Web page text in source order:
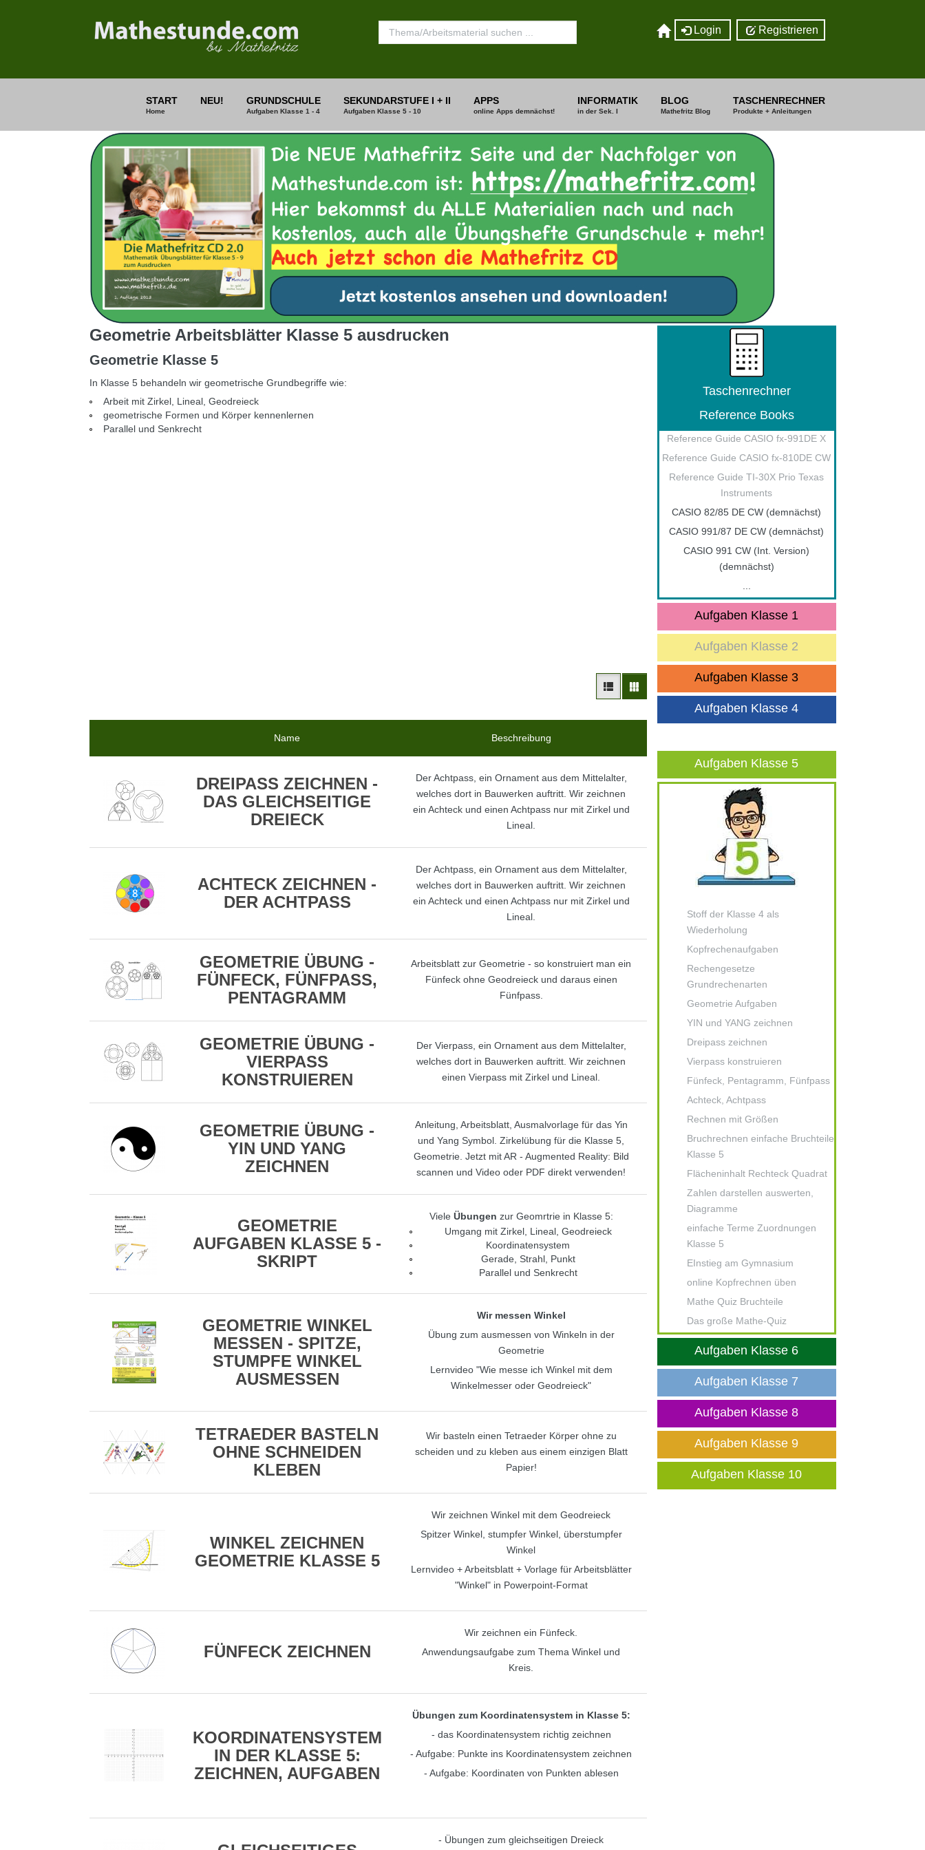
Login Registrieren
START
Home
NEU! GRUNDSCHULE
Aufgaben Klasse 1 - 4
SEKUNDARSTUFE I + II
Aufgaben Klasse 5 - 10
APPS
online Apps demnächst!
INFORMATIK
in der Sek. I
BLOG
Mathefritz Blog
TASCHENRECHNER
Produkte + Anleitungen
Geometrie Arbeitsblätter Klasse 5 ausdrucken
Geometrie Klasse 5
In Klasse 5 behandeln wir geometrische Grundbegriffe wie:
Arbeit mit Zirkel, Lineal, Geodreieck
geometrische Formen und Körper kennenlernen
Parallel und Senkrecht
Name Beschreibung
DREIPASS ZEICHNEN -
DAS GLEICHSEITIGE
DREIECK
Der Achtpass, ein Ornament aus dem Mittelalter,
welches dort in Bauwerken auftritt. Wir zeichnen
ein Achteck und einen Achtpass nur mit Zirkel und
Lineal.
ACHTECK ZEICHNEN -
DER ACHTPASS
Der Achtpass, ein Ornament aus dem Mittelalter,
welches dort in Bauwerken auftritt. Wir zeichnen
ein Achteck und einen Achtpass nur mit Zirkel und
Lineal.
GEOMETRIE ÜBUNG -
FÜNFECK, FÜNFPASS,
PENTAGRAMM
Arbeitsblatt zur Geometrie - so konstruiert man ein
Fünfeck ohne Geodreieck und daraus einen
Fünfpass.
GEOMETRIE ÜBUNG -
VIERPASS
KONSTRUIEREN
Der Vierpass, ein Ornament aus dem Mittelalter,
welches dort in Bauwerken auftritt. Wir zeichnen
einen Vierpass mit Zirkel und Lineal.
GEOMETRIE ÜBUNG -
YIN UND YANG
ZEICHNEN
Anleitung, Arbeitsblatt, Ausmalvorlage für das Yin
und Yang Symbol. Zirkelübung für die Klasse 5,
Geometrie. Jetzt mit AR - Augmented Reality: Bild
scannen und Video oder PDF direkt verwenden!
GEOMETRIE
AUFGABEN KLASSE 5 -
SKRIPT
Viele Übungen zur Geomrtrie in Klasse 5:
Umgang mit Zirkel, Lineal, Geodreieck
Koordinatensystem
Gerade, Strahl, Punkt
Parallel und Senkrecht
GEOMETRIE WINKEL
MESSEN - SPITZE,
STUMPFE WINKEL
AUSMESSEN
Wir messen Winkel
Übung zum ausmessen von Winkeln in der
Geometrie
Lernvideo "Wie messe ich Winkel mit dem
Winkelmesser oder Geodreieck"
TETRAEDER BASTELN
OHNE SCHNEIDEN
KLEBEN
Wir basteln einen Tetraeder Körper ohne zu
scheiden und zu kleben aus einem einzigen Blatt
Papier!
WINKEL ZEICHNEN
GEOMETRIE KLASSE 5
Wir zeichnen Winkel mit dem Geodreieck
Spitzer Winkel, stumpfer Winkel, überstumpfer
Winkel
Lernvideo + Arbeitsblatt + Vorlage für Arbeitsblätter
"Winkel" in Powerpoint-Format
FÜNFECK ZEICHNEN
Wir zeichnen ein Fünfeck.
Anwendungsaufgabe zum Thema Winkel und
Kreis.
KOORDINATENSYSTEM
IN DER KLASSE 5:
ZEICHNEN, AUFGABEN
Übungen zum Koordinatensystem in Klasse 5:
- das Koordinatensystem richtig zeichnen
- Aufgabe: Punkte ins Koordinatensystem zeichnen
- Aufgabe: Koordinaten von Punkten ablesen
- Übungen zum gleichseitigen Dreieck
Taschenrechner
Reference Books
Reference Guide CASIO fx-991DE X
Reference Guide CASIO fx-810DE CW
Reference Guide TI-30X Prio Texas
Instruments
CASIO 82/85 DE CW (demnächst)
CASIO 991/87 DE CW (demnächst)
CASIO 991 CW (Int. Version)
(demnächst)
Aufgaben Klasse 1
Aufgaben Klasse 2
Aufgaben Klasse 3
Aufgaben Klasse 4
Aufgaben Klasse 5
Stoff der Klasse 4 als
Wiederholung
Kopfrechenaufgaben
Rechengesetze
Grundrechenarten
Geometrie Aufgaben
YIN und YANG zeichnen
Dreipass zeichnen
Vierpass konstruieren
Fünfeck, Pentagramm, Fünfpass
Achteck, Achtpass
Rechnen mit Größen
Bruchrechnen einfache Bruchteile
Klasse 5
Flächeninhalt Rechteck Quadrat
Zahlen darstellen auswerten,
Diagramme
einfache Terme Zuordnungen
Klasse 5
EInstieg am Gymnasium
online Kopfrechnen üben
Mathe Quiz Bruchteile
Das große Mathe-Quiz
Aufgaben Klasse 6
Aufgaben Klasse 7
Aufgaben Klasse 8
Aufgaben Klasse 9
Aufgaben Klasse 10